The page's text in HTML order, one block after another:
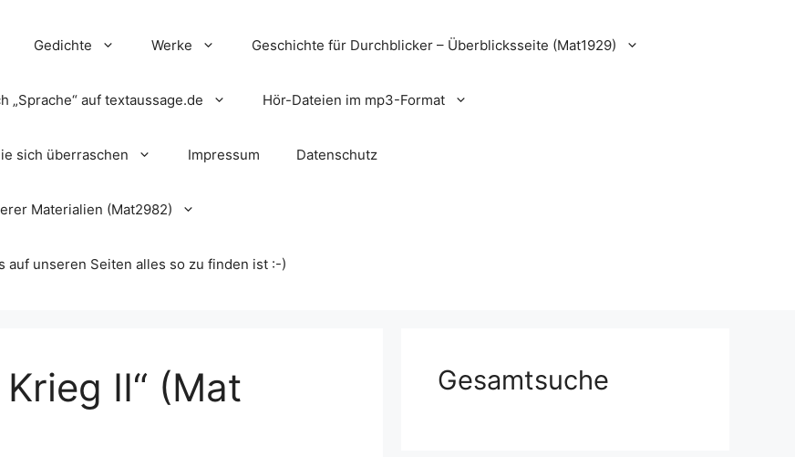
Gedichte Werke Geschichte für Durchblicker – Überblicksseite (Mat1929)
„Sprache“ auf textaussage.de Hör-Dateien im mp3-Format
sich überraschen Impressum Datenschutz
Materialien (Mat2982)
auf unseren Seiten alles so zu finden ist :-)
II“ (Mat
Gesamtsuche